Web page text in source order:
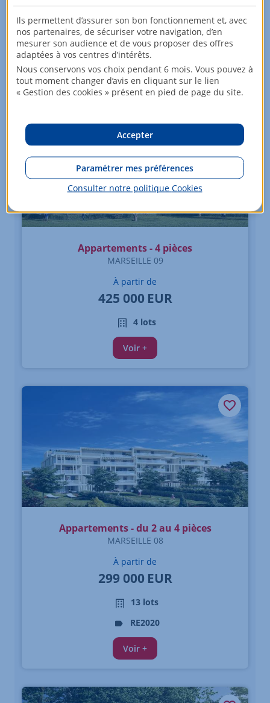
482 000EUR
21 lots
Voir +
Appartements - 4 pièces
MARSEILLE 09
À partir de
425 000 EUR
4 lots
Voir +
Appartements - du 2 au 4 pièces
MARSEILLE 08
À partir de
299 000 EUR
13 lots
RE2020
Voir +
Ils permettent d’assurer son bon fonctionnement et, avec
nos partenaires, de sécuriser votre navigation, d’en
mesurer son audience et de vous proposer des offres
adaptées à vos centres d’intérêts.
Nous conservons vos choix pendant 6 mois. Vous pouvez à
tout moment changer d’avis en cliquant sur le lien
« Gestion des cookies » présent en pied de page du site.
Accepter
Paramétrer mes préférences
Consulter notre politique Cookies